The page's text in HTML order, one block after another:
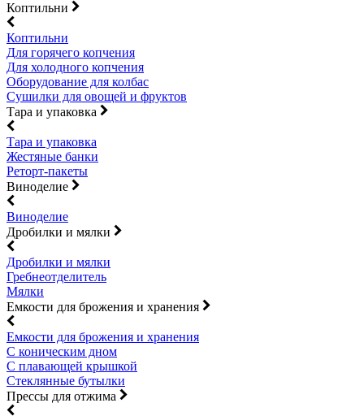
Коптильни
Коптильни
Для горячего копчения
Для холодного копчения
Оборудование для колбас
Сушилки для овощей и фруктов
Тара и упаковка
Тара и упаковка
Жестяные банки
Реторт-пакеты
Виноделие
Виноделие
Дробилки и мялки
Дробилки и мялки
Гребнеотделитель
Мялки
Емкости для брожения и хранения
Емкости для брожения и хранения
С коническим дном
С плавающей крышкой
Стеклянные бутылки
Прессы для отжима